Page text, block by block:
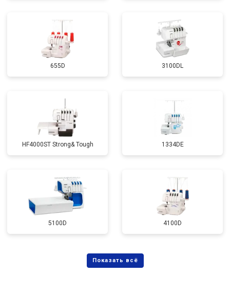
655D 3100DL
HF4000ST Strong& Tough 1334DE
5100D 4100D